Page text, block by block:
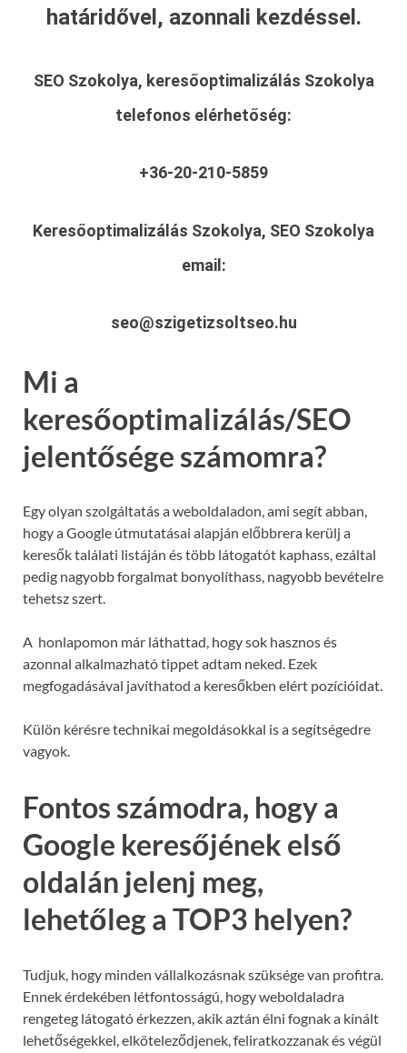
határidővel, azonnali kezdéssel.
SEO Szokolya, keresőoptimalizálás Szokolya
telefonos elérhetőség:
+36-20-210-5859
Keresőoptimalizálás Szokolya, SEO Szokolya
email:
seo@szigetizsoltseo.hu
Mi a
keresőoptimalizálás/SEO
jelentősége számomra?
Egy olyan szolgáltatás a weboldaladon, ami segít abban,
hogy a Google útmutatásai alapján előbbrera kerülj a
keresők találati listáján és több látogatót kaphass, ezáltal
pedig nagyobb forgalmat bonyolíthass, nagyobb bevételre
tehetsz szert.
A honlapomon már láthattad, hogy sok hasznos és
azonnal alkalmazható tippet adtam neked. Ezek
megfogadásával javíthatod a keresőkben elért pozícióidat.
Külön kérésre technikai megoldásokkal is a segítségedre
vagyok.
Fontos számodra, hogy a
Google keresőjének első
oldalán jelenj meg,
lehetőleg a TOP3 helyen?
Tudjuk, hogy minden vállalkozásnak szüksége van profitra.
Ennek érdekében létfontosságú, hogy weboldaladra
rengeteg látogató érkezzen, akik aztán élni fognak a kínált
lehetőségekkel, elköteleződjenek, feliratkozzanak és végül